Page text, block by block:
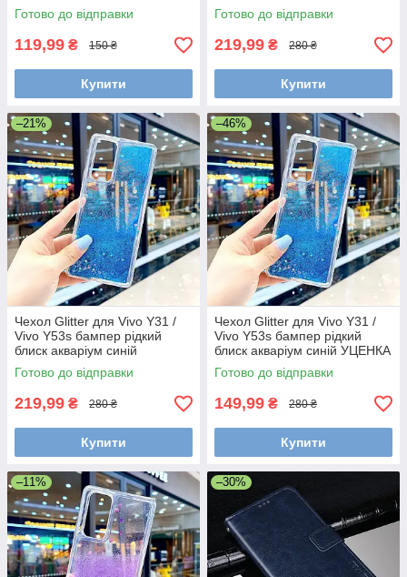
Готово до відправки
119,99 ₴ 150 ₴
Купити
Готово до відправки
219,99 ₴ 280 ₴
Купити
–21%
Чехол Glitter для Vivo Y31 /
Vivo Y53s бампер рідкий
блиск акваріум синій
Готово до відправки
219,99 ₴ 280 ₴
Купити
–46%
Чехол Glitter для Vivo Y31 /
Vivo Y53s бампер рідкий
блиск акваріум синій УЦЕНКА
Готово до відправки
149,99 ₴ 280 ₴
Купити
–11% –30%